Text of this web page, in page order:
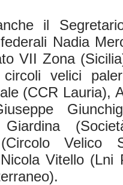
il
Nadia
VII Zona
velici
(CCR Lauria),
Giardina
Velico
Vitello (Lni